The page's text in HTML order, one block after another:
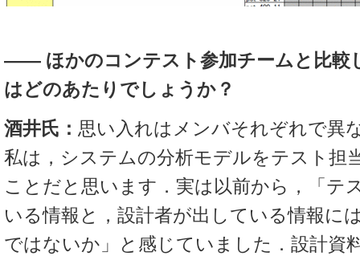
―― ほかのコンテスト参加チームと比較
はどのあたりでしょうか？
酒井氏： 思い入れはメンバそれぞれで異
私は，システムの分析モデルをテスト担
ことだと思います．実は以前から，「テ
いる情報と，設計者が出している情報に
ではないか」と感じていました．設計資